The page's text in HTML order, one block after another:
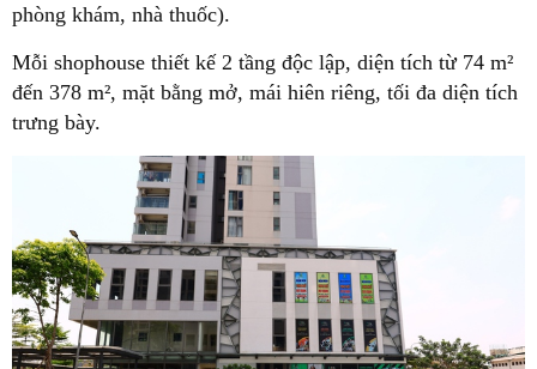
phòng khám, nhà thuốc).
Mỗi shophouse thiết kế 2 tầng độc lập, diện tích từ 74 m²
đến 378 m², mặt bằng mở, mái hiên riêng, tối đa diện tích
trưng bày.